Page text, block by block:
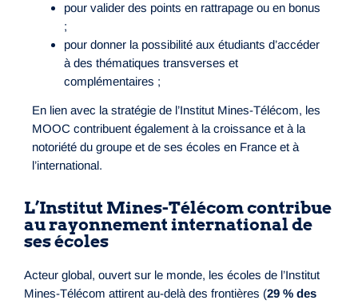
pour valider des points en rattrapage ou en bonus
;
pour donner la possibilité aux étudiants d’accéder
à des thématiques transverses et
complémentaires ;
En lien avec la stratégie de l’Institut Mines-Télécom, les
MOOC contribuent également à la croissance et à la
notoriété du groupe et de ses écoles en France et à
l’international.
L’Institut Mines-Télécom contribue
au rayonnement international de
ses écoles
Acteur global, ouvert sur le monde, les écoles de l’Institut
Mines-Télécom attirent au-delà des frontières (29 % des